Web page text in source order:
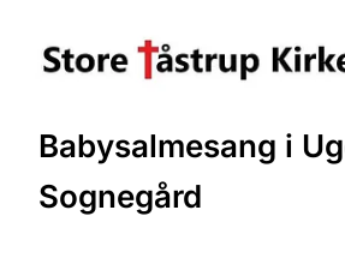
Babysalmesang i
Sognegård